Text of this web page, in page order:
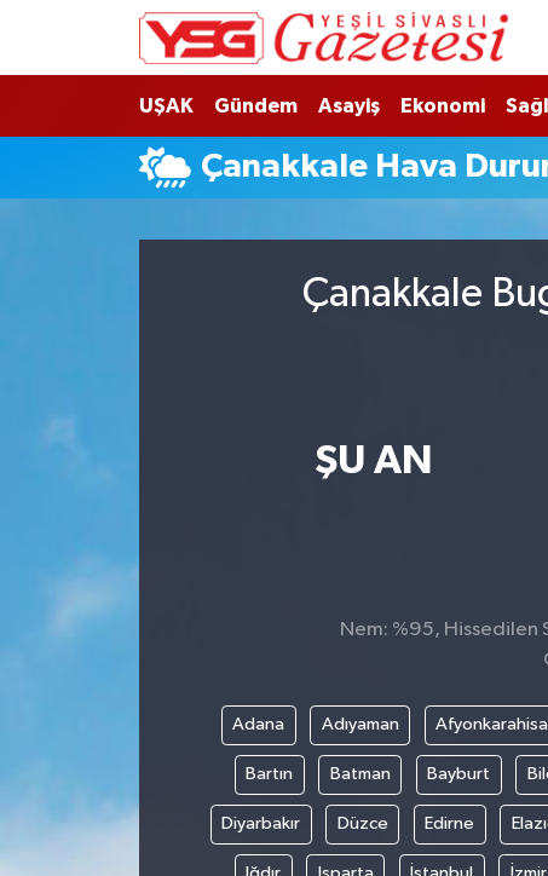
UŞAK Gündem Asayiş Ekonomi
Çanakkale Hava
Çanakkale
ŞU AN
Nem: %95, Hissedilen
Adana Adıyaman
Bartın Batman Bayburt
Diyarbakır Düzce Edirne
Hava Durumu